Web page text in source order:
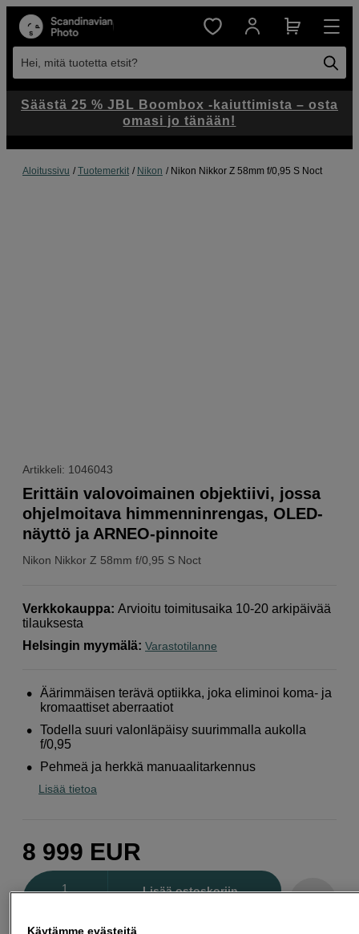
Hei, mitä tuotetta etsit?
Aloitussivu Tuotemerkit Nikon Nikon Nikkor Z 58mm f/0,95 S Noct
Artikkeli: 1046043
Nikon Nikkor Z 58mm f/0,95 S Noct
Erittäin valovoimainen objektiivi, jossa
ohjelmoitava himmenninrengas, OLED-
näyttö ja ARNEO-pinnoite
Verkkokauppa: Arvioitu toimitusaika 10-20 arkipäivää
tilauksesta
Helsingin myymälä: Varastotilanne
Äärimmäisen terävä optiikka, joka eliminoi koma- ja
kromaattiset aberraatiot
Todella suuri valonläpäisy suurimmalla aukolla
f/0,95
Pehmeä ja herkkä manuaalitarkennus
Lisää tietoa
8 999 EUR
Lisää ostoskoriin
Säästä 25 % JBL Boombox -kaiuttimista – osta
omasi jo tänään!
Käytämme evästeitä